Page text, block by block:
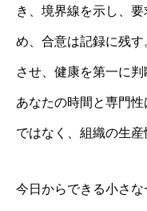
き、境界線を示し、
め、合意は記録に残
させ、健康を第一に判
あなたの時間と専門
ではなく、組織の生産
今日からできる小さ